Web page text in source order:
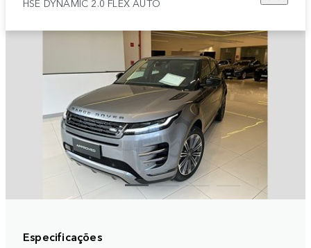
HSE DYNAMIC 2.0 FLEX AUTO
Especificações